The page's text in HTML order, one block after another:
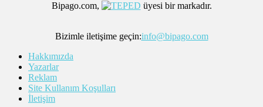
Bipago.com, üyesi bir markadır.
Bizimle iletişime geçin:info@bipago.com
Hakkımızda
Yazarlar
Reklam
Site Kullanım Koşulları
İletişim